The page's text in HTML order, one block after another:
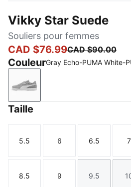
Vikky Star Suede
Souliers pour femmes
CAD $76.99CAD $90.00
CouleurGray Echo-PUMA White-
Gray Echo-PUMA White-
Taille
Taille
5.5
Taille
6
Taille
6.5 7
Taille
8.5
Taille
9
Taille
9.5